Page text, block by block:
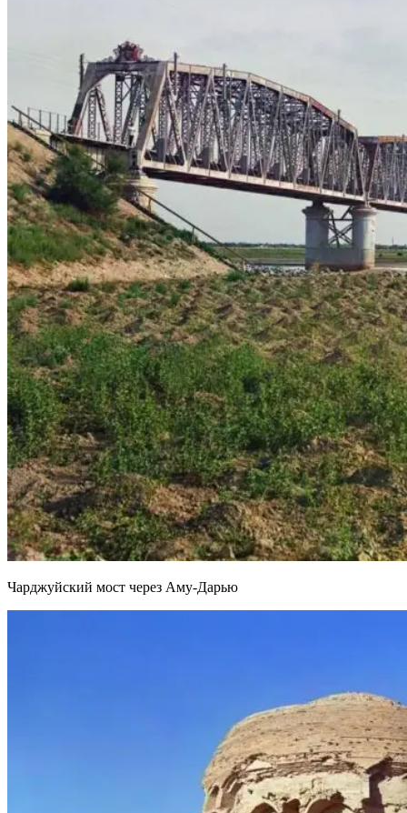
Чарджуйский мост через Аму-Дарью